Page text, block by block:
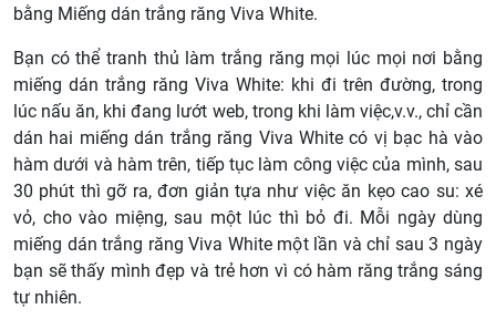
bằng Miếng dán trắng răng Viva White.
Bạn có thể tranh thủ làm trắng răng mọi lúc mọi nơi bằng
miếng dán trắng răng Viva White: khi đi trên đường, trong
lúc nấu ăn, khi đang lướt web, trong khi làm việc,v.v., chỉ cần
dán hai miếng dán trắng răng Viva White có vị bạc hà vào
hàm dưới và hàm trên, tiếp tục làm công việc của mình, sau
30 phút thì gỡ ra, đơn giản tựa như việc ăn kẹo cao su: xé
vỏ, cho vào miệng, sau một lúc thì bỏ đi. Mỗi ngày dùng
miếng dán trắng răng Viva White một lần và chỉ sau 3 ngày
bạn sẽ thấy mình đẹp và trẻ hơn vì có hàm răng trắng sáng
tự nhiên.